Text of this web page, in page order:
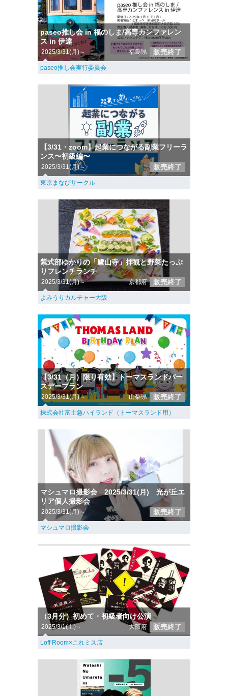
paseo推し会 in 福のしま/高専カンファレン
ス in 伊達
2025/3/31(月)～ 福島県 販売終了
paseo推し会実行委員会
【3/31・zoom】起業につながる副業フリーラ
ンス〜初級編〜
2025/3/31(月)～ 販売終了
東京まなびサークル
紫式部ゆかりの「廬山寺」拝観と野菜たっぷ
りフレンチランチ
2025/3/31(月)～ 京都府 販売終了
よみうりカルチャー大阪
【3/31（月）限り有効】トーマスランドバー
スデープラン
2025/3/31(月)～ 山梨県 販売終了
株式会社富士急ハイランド（トーマスランド用）
マシュマロ撮影会 2025/3/31(月) 光が丘エ
リア個人撮影会
2025/3/31(月)～ 販売終了
マシュマロ撮影会
（3月分）初めて・初級者向け公演
2025/3/1(土)～ 大阪府 販売終了
Loff Room×これミス店